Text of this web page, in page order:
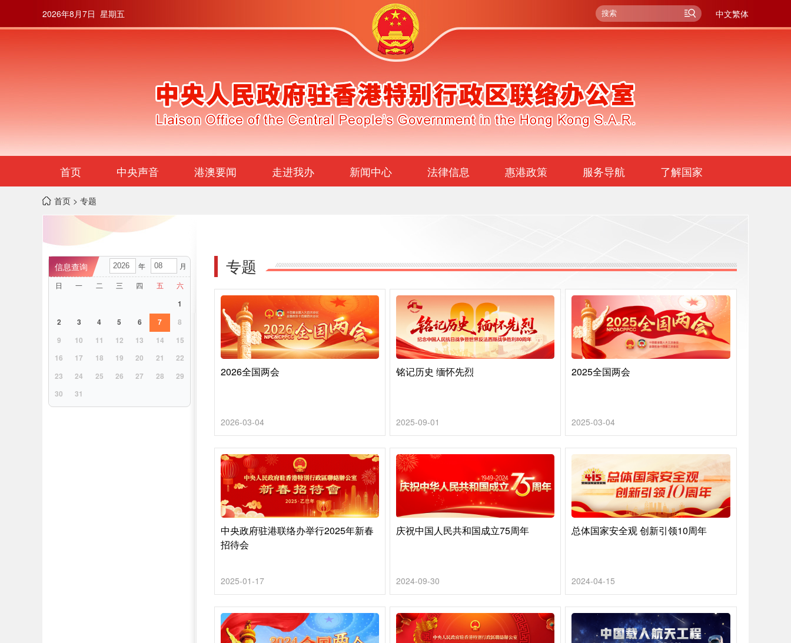
2026年8月7日 星期五 中文繁体
首页 中央声音 港澳要闻 走进我办 新闻中心 法律信息 惠港政策 服务导航 了解国家
首页 > 专题
年
月
日
一 二 三 四 五 六
1
2
3 4 5 6 7
8
9
10 11 12 13 14
15
16
17 18 19 20 21
22
23
24 25 26 27 28
29
30
31
专题
2026全国两会
2026-03-04
铭记历史 缅怀先烈
2025-09-01
2025全国两会
2025-03-04
中央政府驻港联络办举行2025年新春
招待会
2025-01-17
庆祝中国人民共和国成立75周年
2024-09-30
总体国家安全观 创新引领10周年
2024-04-15